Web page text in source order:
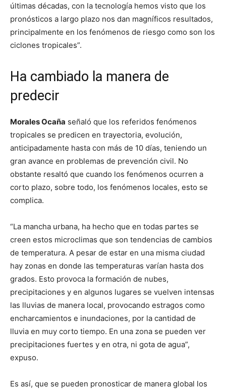
últimas décadas, con la tecnología hemos visto que los
pronósticos a largo plazo nos dan magníficos resultados,
principalmente en los fenómenos de riesgo como son los
ciclones tropicales”.
Ha cambiado la manera de
predecir
Morales Ocaña señaló que los referidos fenómenos
tropicales se predicen en trayectoria, evolución,
anticipadamente hasta con más de 10 días, teniendo un
gran avance en problemas de prevención civil. No
obstante resaltó que cuando los fenómenos ocurren a
corto plazo, sobre todo, los fenómenos locales, esto se
complica.
“La mancha urbana, ha hecho que en todas partes se
creen estos microclimas que son tendencias de cambios
de temperatura. A pesar de estar en una misma ciudad
hay zonas en donde las temperaturas varían hasta dos
grados. Esto provoca la formación de nubes,
precipitaciones y en algunos lugares se vuelven intensas
las lluvias de manera local, provocando estragos como
encharcamientos e inundaciones, por la cantidad de
lluvia en muy corto tiempo. En una zona se pueden ver
precipitaciones fuertes y en otra, ni gota de agua”,
expuso.
Es así, que se pueden pronosticar de manera global los